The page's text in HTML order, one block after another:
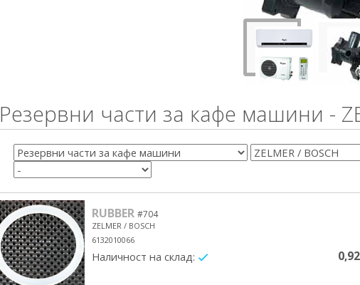
Резервни части за кафе машини -
RUBBER #704
ZELMER / BOSCH
6132010066
Наличност на склад: